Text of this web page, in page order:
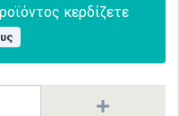
κερδίζετε